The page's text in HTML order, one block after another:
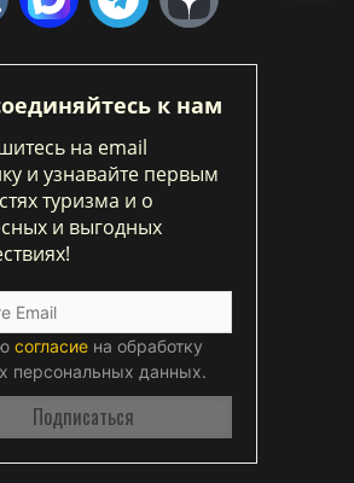
к нам
на email
и узнавайте первым
туризма и о
и выгодных
согласие на обработку
персональных данных.